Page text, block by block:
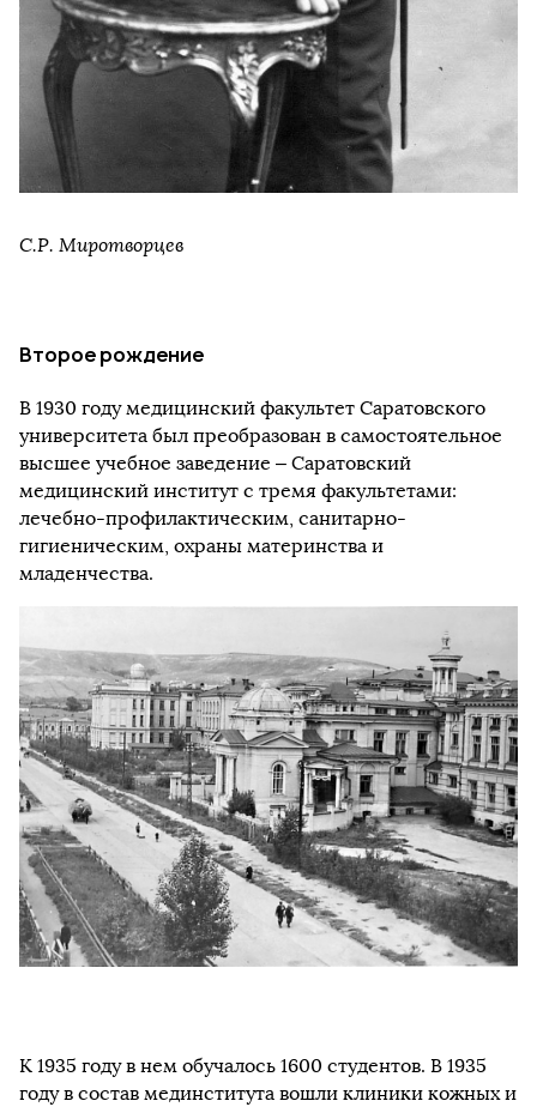
С.Р. Миротворцев
Второе рождение
В 1930 году медицинский факультет Саратовского
университета был преобразован в самостоятельное
высшее учебное заведение – Саратовский
медицинский институт с тремя факультетами:
лечебно-профилактическим, санитарно-
гигиеническим, охраны материнства и
младенчества.
К 1935 году в нем обучалось 1600 студентов. В 1935
году в состав мединститута вошли клиники кожных и